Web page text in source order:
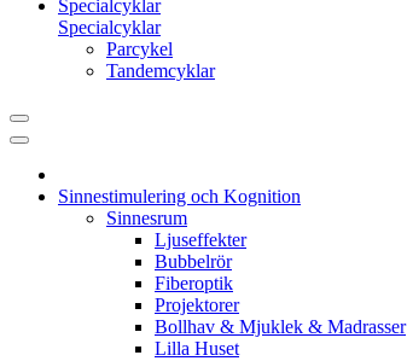
Specialcyklar
Specialcyklar
Parcykel
Tandemcyklar
Sinnestimulering och Kognition
Sinnesrum
Ljuseffekter
Bubbelrör
Fiberoptik
Projektorer
Bollhav & Mjuklek & Madrasser
Lilla Huset